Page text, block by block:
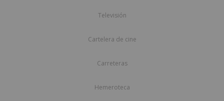
Televisión
Cartelera de cine
Carreteras
Hemeroteca